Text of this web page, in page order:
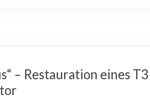
– Restauration eines